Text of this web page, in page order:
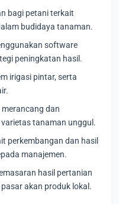
bagi petani terkait
budidaya tanaman.
software
peningkatan hasil.
irigasi pintar, serta
dan
tanaman unggul.
perkembangan dan hasil
manajemen.
hasil pertanian
akan produk lokal.